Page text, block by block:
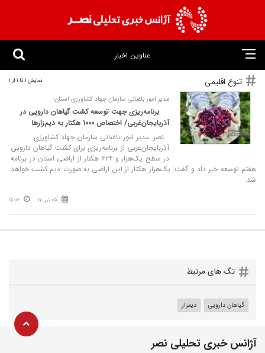
عناوین اخبار
تنوع اقلیمی نمایش 1 تا 1 از 1
مدیر امور باغبانی سازمان جهاد کشاورزی استان:
برنامه‌ریزی جهت توسعه کشت گیاهان دارویی در
آذربایجان‌غربی/ اختصاص ۱۰۰۰ هکتار به دیم‌زارها
نصر: مدیر امور باغبانی سازمان جهاد کشاورزی
آذربایجان‌غربی از برنامه‌ریزی برای کشت گیاهان دارویی
در سطح یک‌هزار و ۶۲۴ هکتار از اراضی استان در برنامه
هفتم توسعه خبر داد و گفت: یک‌هزار هکتار از این اراضی به صورت دیم کشت خواهد
شد.
05 تیر 17 15:02
تگ های مرتبط
گیاهان دارویی دیمزار
آژانس خبری تحلیلی نصر